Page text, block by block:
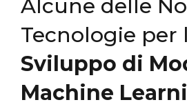
Alcune delle
Tecnologie per
Sviluppo di
Machine